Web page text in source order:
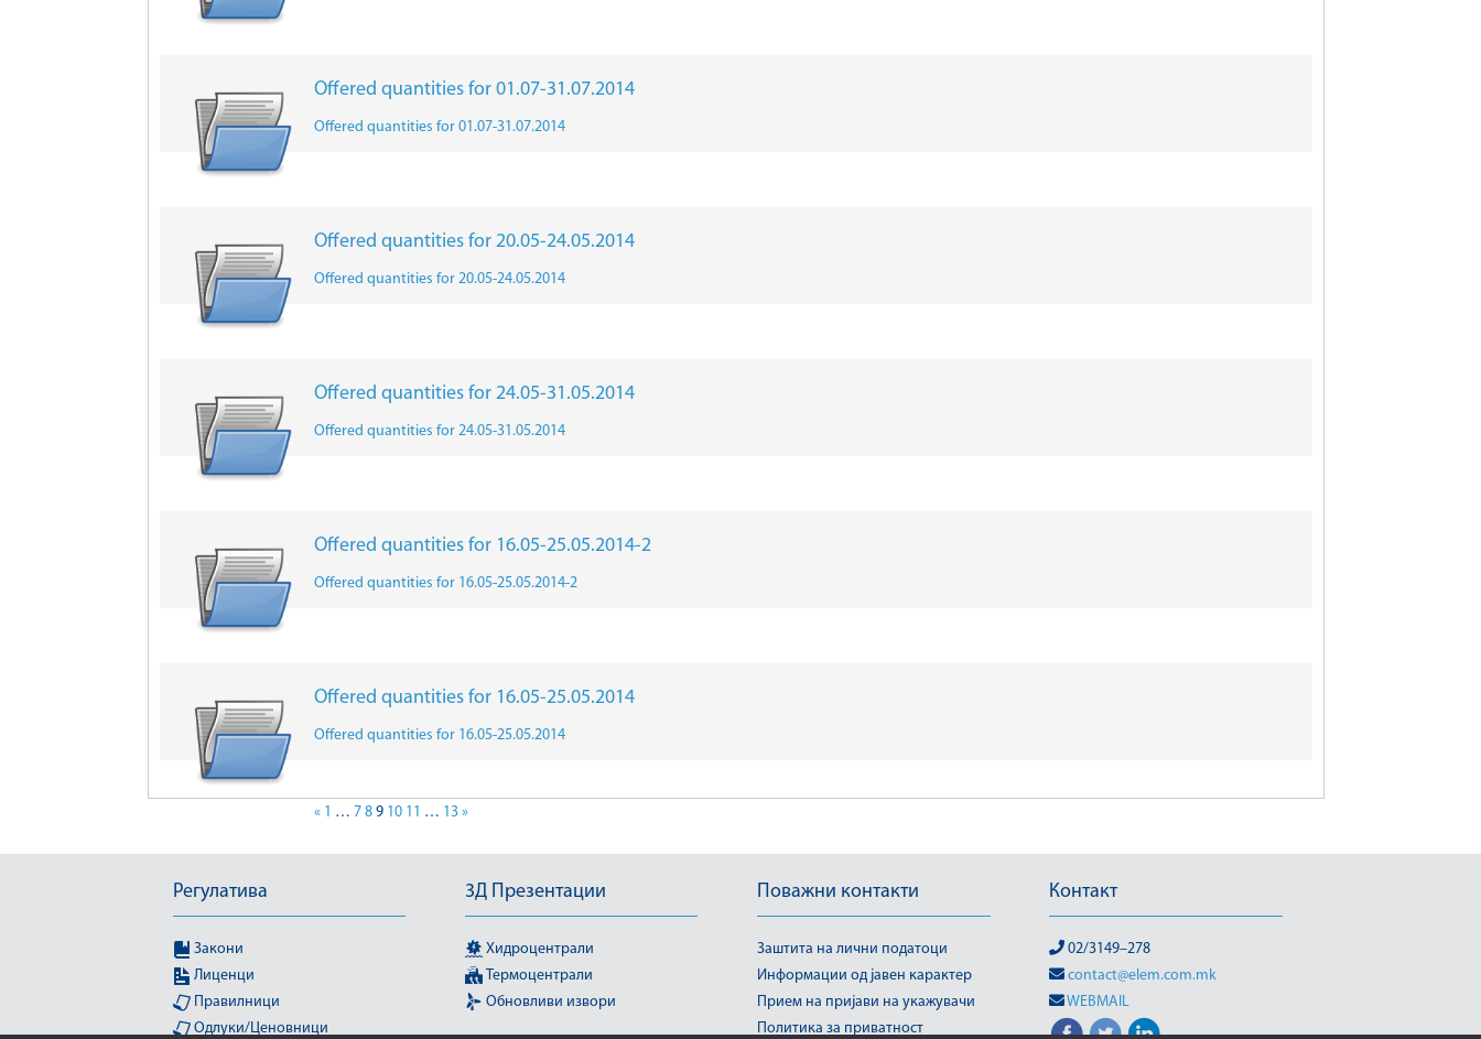
Offered quantities for 01.07-31.07.2014
Offered quantities for 01.07-31.07.2014
Offered quantities for 20.05-24.05.2014
Offered quantities for 20.05-24.05.2014
Offered quantities for 24.05-31.05.2014
Offered quantities for 24.05-31.05.2014
Offered quantities for 16.05-25.05.2014-2
Offered quantities for 16.05-25.05.2014-2
Offered quantities for 16.05-25.05.2014
Offered quantities for 16.05-25.05.2014
« 1 … 7 8 9 10 11 … 13 »
Регулатива
Закони
Лиценци
Правилници
Одлуки/Ценовници
3Д Презентации
Хидроцентрали
Термоцентрали
Обновливи извори
Поважни контакти
Заштита на лични податоци
Информации од јавен карактер
Прием на пријави на укажувачи
Политика за приватност
Контакт
02/3149–278
contact@elem.com.mk
WEBMAIL